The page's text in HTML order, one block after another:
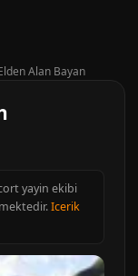
Alan Bayan
yayin ekibi
Icerik